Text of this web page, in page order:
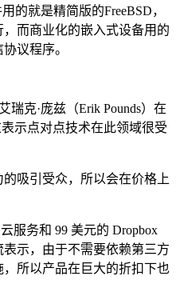
的就是精简版的FreeBSD，
而商业化的嵌入式设备用的
议程序。
瑞克·庞兹（Erik Pounds）在
示点对点技术在此领域很受
吸引受众，所以会在价格上
服务和 99 美元的 Dropbox
示，由于不需要依赖第三方
所以产品在巨大的折扣下也